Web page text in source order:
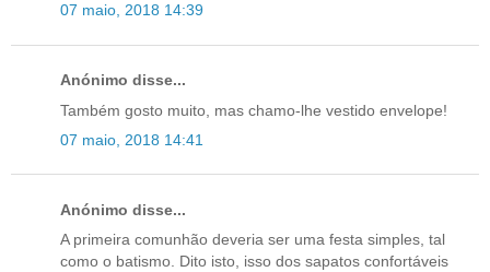
07 maio, 2018 14:39
Anónimo disse...
Também gosto muito, mas chamo-lhe vestido envelope!
07 maio, 2018 14:41
Anónimo disse...
A primeira comunhão deveria ser uma festa simples, tal
como o batismo. Dito isto, isso dos sapatos confortáveis